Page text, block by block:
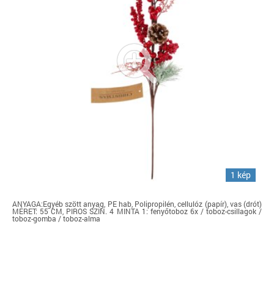
1 kép
ANYAGA:Egyéb szött anyag, PE hab, Polipropilén, cellulóz (papír), vas (drót)
MÉRET: 55 CM, PIROS SZÍN. 4 MINTA 1: fenyőtoboz 6x / toboz-csillagok /
toboz-gomba / toboz-alma